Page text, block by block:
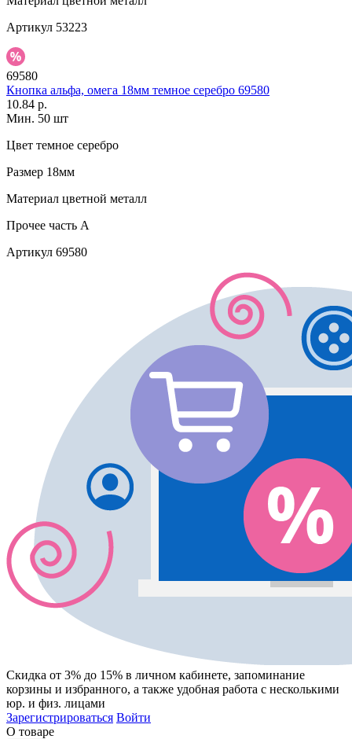
Артикул 53223
69580
Кнопка альфа, омега 18мм темное серебро 69580
10.84 р.
Мин. 50 шт
Цвет темное серебро
Размер 18мм
Материал цветной металл
Прочее часть A
Артикул 69580
Скидка от 3% до 15% в личном кабинете, запоминание
корзины и избранного, а также удобная работа с несколькими
юр. и физ. лицами
Зарегистрироваться Войти
О товаре